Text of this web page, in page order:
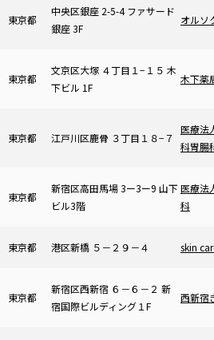
東京都
中央区銀座 2-5-4 ファサード
銀座 3F
オルソ
東京都
文京区大塚 ４丁目１−１５ 木
下ビル 1F
木下薬
東京都 江戸川区鹿骨 ３丁目１８−７
医療法
科胃腸
東京都
新宿区高田馬場 3ー3ー9 山下
ビル3階
医療法
科
東京都 港区新橋 ５－２９－４ skin
東京都
新宿区西新宿 ６－６－２ 新
宿国際ビルディング１F
西新宿